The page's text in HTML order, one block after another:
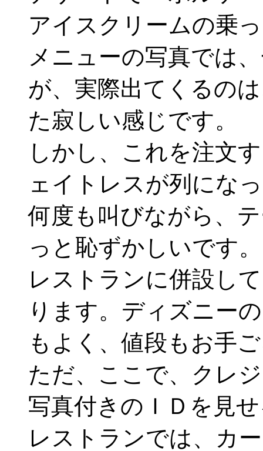
アイスクリームの乗
メニューの写真では
が、実際出てくるの
た寂しい感じです。
しかし、これを注文
ェイトレスが列にな
何度も叫びながら、
っと恥ずかしいです。
レストランに併設し
ります。ディズニー
もよく、値段もお手
ただ、ここで、クレ
写真付きのＩＤを見
レストランでは、カ